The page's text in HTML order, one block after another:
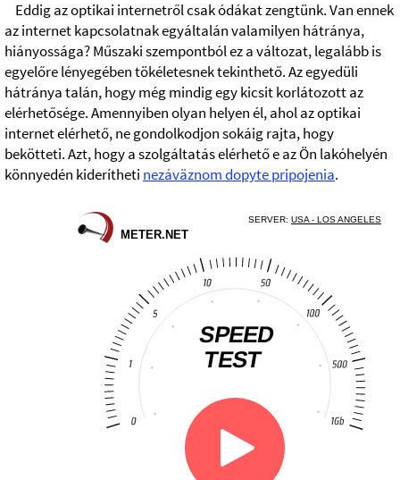
Eddig az optikai internetről csak ódákat zengtünk. Van ennek
az internet kapcsolatnak egyáltalán valamilyen hátránya,
hiányossága? Műszaki szempontból ez a változat, legalább is
egyelőre lényegében tökéletesnek tekinthető. Az egyedüli
hátránya talán, hogy még mindig egy kicsit korlátozott az
elérhetősége. Amennyiben olyan helyen él, ahol az optikai
internet elérhető, ne gondolkodjon sokáig rajta, hogy
bekötteti. Azt, hogy a szolgáltatás elérhető e az Ön lakóhelyén
könnyedén kiderítheti nezáväznom dopyte pripojenia.